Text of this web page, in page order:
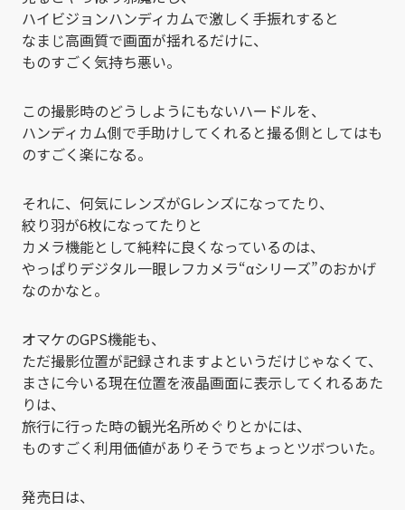
ハイビジョンハンディカムで激しく手振れすると
なまじ高画質で画面が揺れるだけに、
ものすごく気持ち悪い。
この撮影時のどうしようにもないハードルを、
ハンディカム側で手助けしてくれると撮る側としてはも
のすごく楽になる。
それに、何気にレンズがGレンズになってたり、
絞り羽が6枚になってたりと
カメラ機能として純粋に良くなっているのは、
やっぱりデジタル一眼レフカメラ“αシリーズ”のおかげ
なのかなと。
オマケのGPS機能も、
ただ撮影位置が記録されますよというだけじゃなくて、
まさに今いる現在位置を液晶画面に表示してくれるあた
りは、
旅行に行った時の観光名所めぐりとかには、
ものすごく利用価値がありそうでちょっとツボついた。
発売日は、